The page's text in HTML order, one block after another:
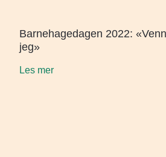
Barnehagedagen 2022:
jeg»
Les mer